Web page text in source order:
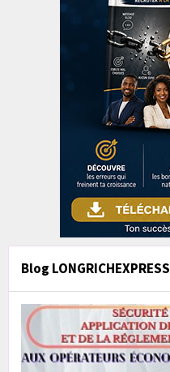
Blog LONGRICHEXPRESS